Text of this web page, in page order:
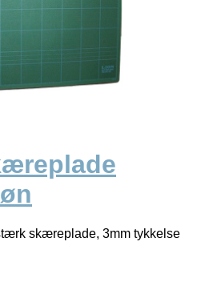
skæreplade, 3mm tykkelse